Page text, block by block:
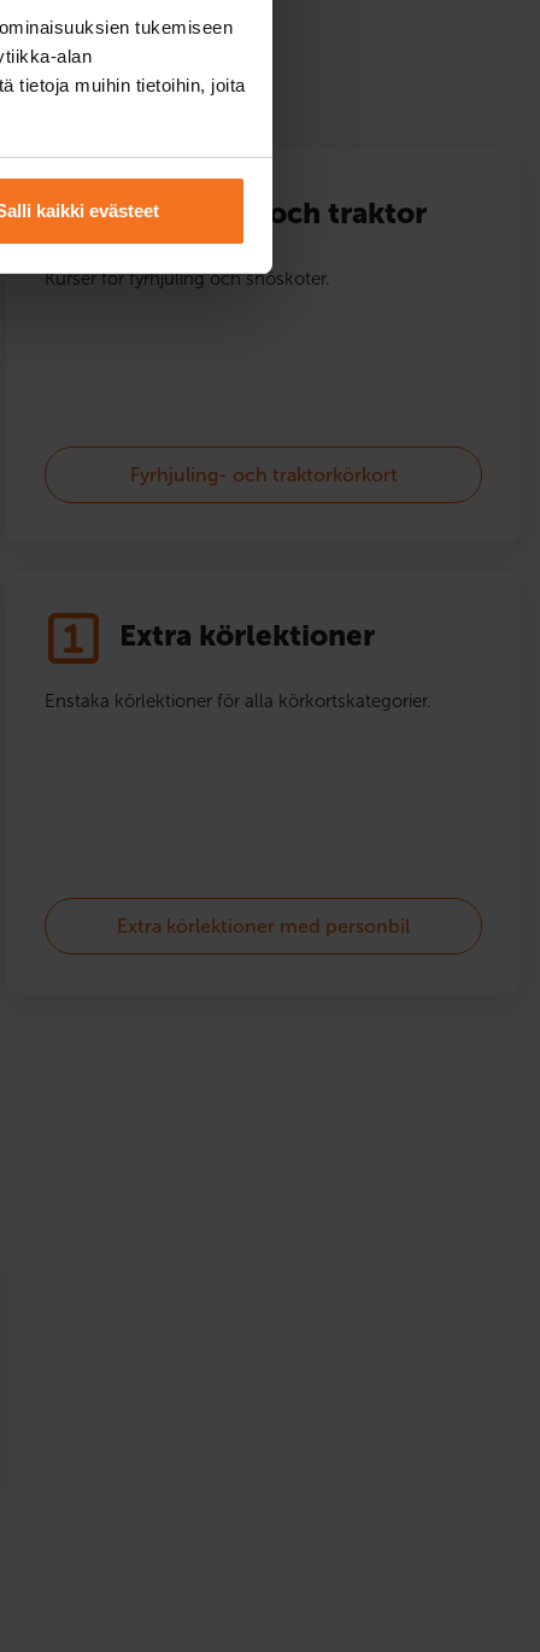
tukemiseen
alan
tietoja muihin tietoihin, joita
kaikki evästeetFyrhjuling och traktor
Kurser för fyrhjuling och snöskoter.
Fyrhjuling- och traktorkörkort
Extra körlektioner
Enstaka körlektioner för alla körkortskategorier.
Extra körlektioner med personbil